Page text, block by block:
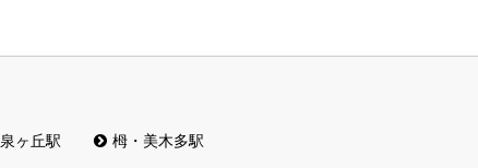
泉ヶ丘駅
栂・美木多駅